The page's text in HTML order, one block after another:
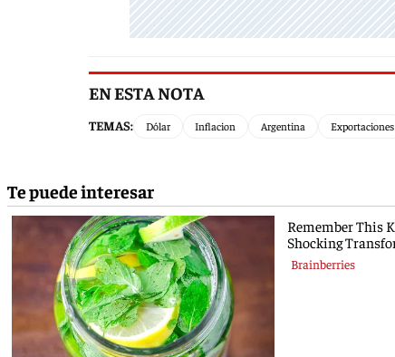
EN ESTA NOTA
TEMAS: Dólar Inflacion Argentina Exportaciones